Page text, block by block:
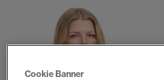
Cookie Banner